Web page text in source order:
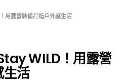
用露營裝備打造戶外感生活
WILD！用露營
生活